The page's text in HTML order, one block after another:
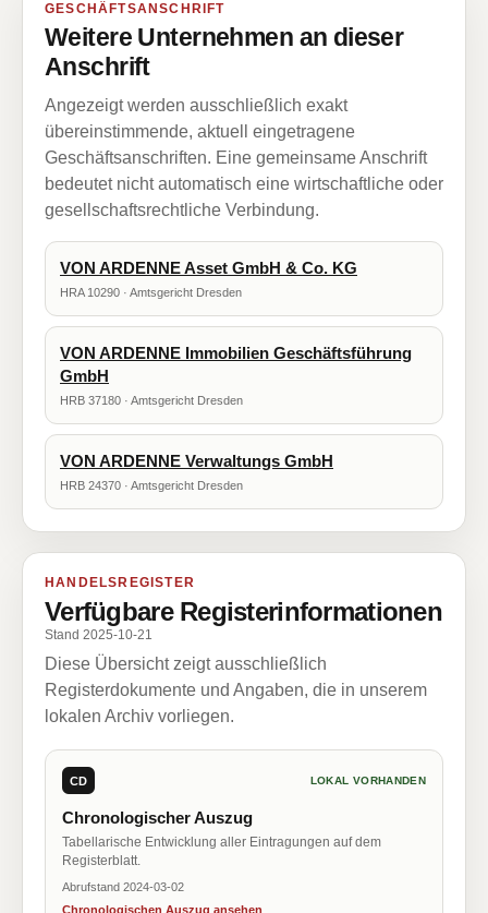
GESCHÄFTSANSCHRIFT
Weitere Unternehmen an dieser
Anschrift
Angezeigt werden ausschließlich exakt
übereinstimmende, aktuell eingetragene
Geschäftsanschriften. Eine gemeinsame Anschrift
bedeutet nicht automatisch eine wirtschaftliche oder
gesellschaftsrechtliche Verbindung.
VON ARDENNE Asset GmbH & Co. KG
HRA 10290 · Amtsgericht Dresden
VON ARDENNE Immobilien Geschäftsführung
GmbH
HRB 37180 · Amtsgericht Dresden
VON ARDENNE Verwaltungs GmbH
HRB 24370 · Amtsgericht Dresden
HANDELSREGISTER
Verfügbare Registerinformationen
Stand 2025-10-21
Diese Übersicht zeigt ausschließlich
Registerdokumente und Angaben, die in unserem
lokalen Archiv vorliegen.
CD LOKAL VORHANDEN
Chronologischer Auszug
Tabellarische Entwicklung aller Eintragungen auf dem
Registerblatt.
Abrufstand 2024-03-02
Chronologischen Auszug ansehen